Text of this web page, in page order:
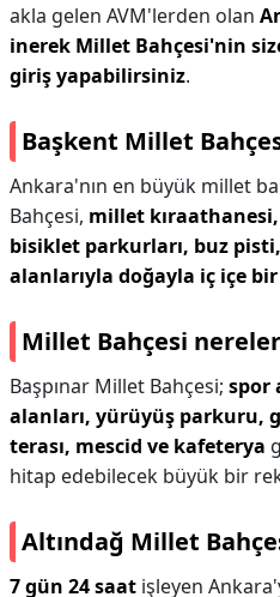
akla gelen AVM'lerden olan
inerek Millet Bahçesi'nin
giriş yapabilirsiniz.
Başkent Millet
Ankara'nın en büyük millet
Bahçesi, millet
bisiklet parkurları, buz
alanlarıyla doğayla iç içe
Millet Bahçesi
Başpınar Millet Bahçesi; spor
alanları, yürüyüş parkuru,
terası, mescid ve kafeterya
hitap edebilecek büyük bir
Altındağ Millet
7 gün 24 saat işleyen